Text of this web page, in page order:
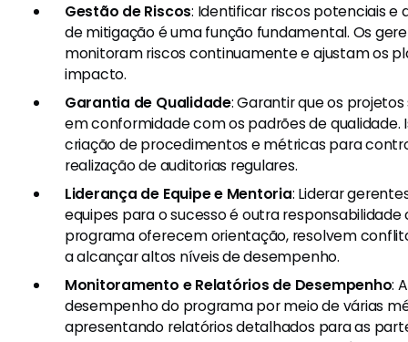
Gestão de Riscos: Identificar riscos potenciais e
de mitigação é uma função fundamental. Os
monitoram riscos continuamente e ajustam os
impacto.
Garantia de Qualidade: Garantir que os
em conformidade com os padrões de qualidade.
criação de procedimentos e métricas para
realização de auditorias regulares.
Liderança de Equipe e Mentoria: Liderar
equipes para o sucesso é outra
programa oferecem orientação, resolvem
a alcançar altos níveis de desempenho.
Monitoramento e Relatórios de Desempenho:
desempenho do programa por meio de várias
apresentando relatórios detalhados para as